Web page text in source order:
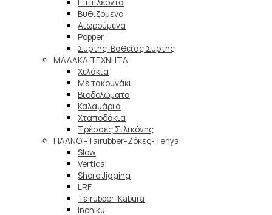
Επιπλεόντα
Βυθιζόμενα
Αιωρούμενα
Popper
Συρτής-Βαθείας Συρτής
ΜΑΛΑΚΑ TEXNHTA
Χελάκια
Με τακουνάκι
Βιοδολώματα
Καλαμάρια
Χταποδάκια
Τρέσσες Σιλικόνης
ΠΛΑΝΟΙ-Tairubber-Ζόκες-Tenya
Slow
Vertical
Shore Jigging
LRF
Tairubber-Kabura
Inchiku